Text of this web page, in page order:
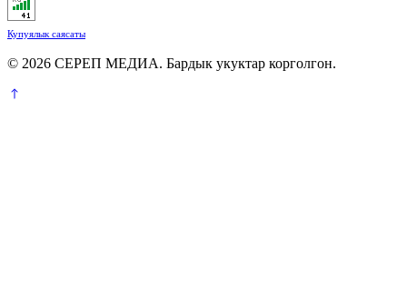
Купуялык саясаты
© 2026 СЕРЕП МЕДИА. Бардык укуктар корголгон.